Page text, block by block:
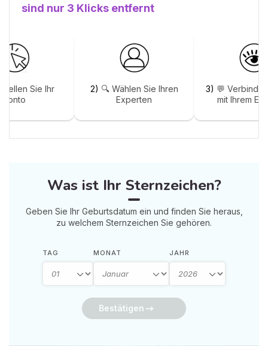
sind nur 3 Klicks entfernt
Sie Ihr
Konto
2) 🔍 Wählen Sie Ihren
Experten
3) 💬
mit Ihrem
Was ist Ihr Sternzeichen?
Geben Sie Ihr Geburtsdatum ein und finden Sie heraus,
zu welchem Sternzeichen Sie gehören.
TAG MONAT JAHR
Bestätigen